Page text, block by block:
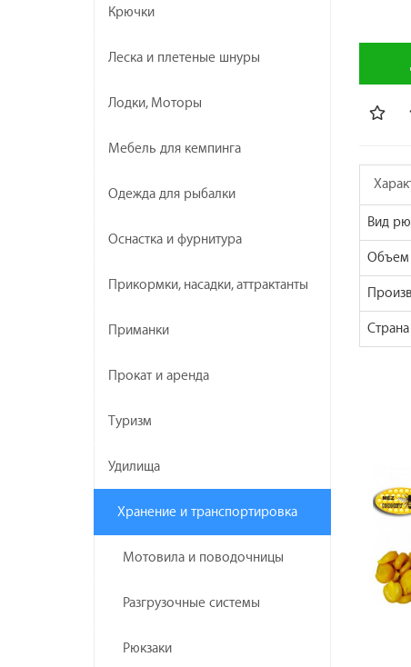
Крючки
Леска и плетеные шнуры
Лодки, Моторы
Мебель для кемпинга
Одежда для рыбалки
Оснастка и фурнитура
Прикормки, насадки, аттрактанты
Приманки
Прокат и аренда
Туризм
Удилища
Хранение и транспортировка
Мотовила и поводочницы
Разгрузочные системы
Рюкзаки
Вид
Объем